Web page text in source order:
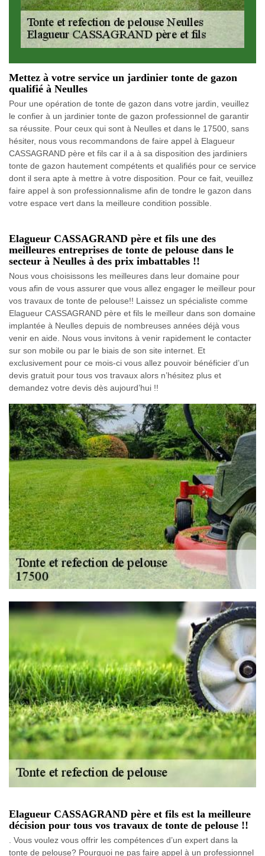
Mettez à votre service un jardinier tonte de gazon
qualifié à Neulles
Pour une opération de tonte de gazon dans votre jardin, veuillez
le confier à un jardinier tonte de gazon professionnel de garantir
sa réussite. Pour ceux qui sont à Neulles et dans le 17500, sans
hésiter, nous vous recommandons de faire appel à Elagueur
CASSAGRAND père et fils car il a à sa disposition des jardiniers
tonte de gazon hautement compétents et qualifiés pour ce service
dont il sera apte à mettre à votre disposition. Pour ce fait, veuillez
faire appel à son professionnalisme afin de tondre le gazon dans
votre espace vert dans la meilleure condition possible.
Elagueur CASSAGRAND père et fils une des
meilleures entreprises de tonte de pelouse dans le
secteur à Neulles à des prix imbattables !!
Nous vous choisissons les meilleures dans leur domaine pour
vous afin de vous assurer que vous allez engager le meilleur pour
vos travaux de tonte de pelouse!! Laissez un spécialiste comme
Elagueur CASSAGRAND père et fils le meilleur dans son domaine
implantée à Neulles depuis de nombreuses années déjà vous
venir en aide. Nous vous invitons à venir rapidement le contacter
sur son mobile ou par le biais de son site internet. Et
exclusivement pour ce mois-ci vous allez pouvoir bénéficier d’un
devis gratuit pour tous vos travaux alors n’hésitez plus et
demandez votre devis dès aujourd’hui !!
Elagueur CASSAGRAND père et fils est la meilleure
décision pour tous vos travaux de tonte de pelouse !!
. Vous voulez vous offrir les compétences d’un expert dans la
tonte de pelouse? Pourquoi ne pas faire appel à un professionnel